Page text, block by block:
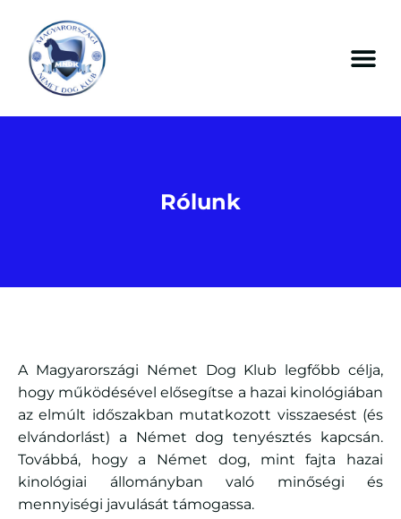
Rólunk
A Magyarországi Német Dog Klub legfőbb célja,
hogy működésével elősegítse a hazai kinológiában
az elmúlt időszakban mutatkozott visszaesést (és
elvándorlást) a Német dog tenyésztés kapcsán.
Továbbá, hogy a Német dog, mint fajta hazai
kinológiai állományban való minőségi és
mennyiségi javulását támogassa.